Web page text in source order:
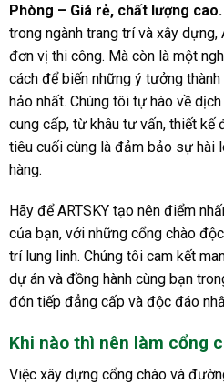
Phòng – Giá rẻ, chất lượng cao.
trong ngành trang trí và xây dựng,
đơn vị thi công. Mà còn là một
cách để biến những ý tưởng
hảo nhất. Chúng tôi tự hào về
cung cấp, từ khâu tư vấn, thiết kế
tiêu cuối cùng là đảm bảo sự hài
hàng.
Hãy để ARTSKY tạo nên điểm
của bạn, với những cổng chào
trí lung linh. Chúng tôi cam kết
dự án và đồng hành cùng bạn
đón tiếp đẳng cấp và độc đáo
Khi nào thì nên làm cổng
Việc xây dựng cổng chào và